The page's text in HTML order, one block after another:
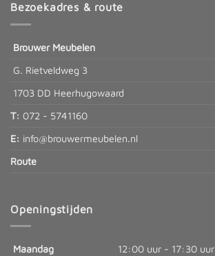
Bezoekadres & route
Brouwer Meubelen
G. Rietveldweg 3
1703 DD Heerhugowaard
T: 072 - 5741160
E: info@brouwermeubelen.nl
Route
Openingstijden
Maandag
12:00 uur - 17:30 uur